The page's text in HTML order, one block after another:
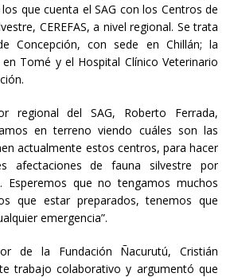
que cuenta el SAG con los Centros de
CEREFAS, a nivel regional. Se trata
Concepción, con sede en Chillán; la
Tomé y el Hospital Clínico Veterinario
regional del SAG, Roberto Ferrada,
en terreno viendo cuáles son las
actualmente estos centros, para hacer
afectaciones de fauna silvestre por
Esperemos que no tengamos muchos
que estar preparados, tenemos que
emergencia”.
de la Fundación Ñacurutú, Cristián
trabajo colaborativo y argumentó que